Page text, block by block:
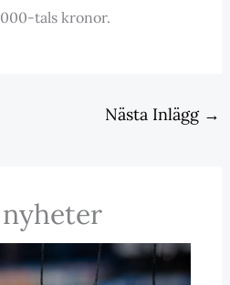
tals kronor.
Nästa Inlägg →